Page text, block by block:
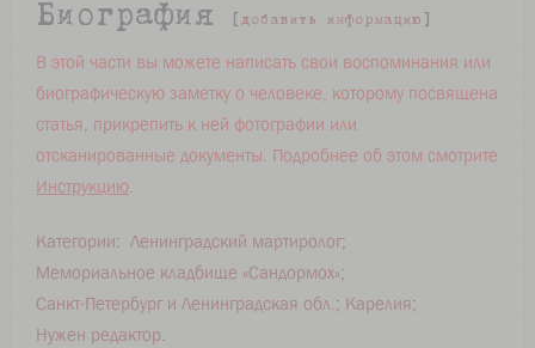
Биография добавить информацию
В этой части вы можете написать свои воспоминания или
биографическую заметку о человеке, которому посвящена
статья, прикрепить к ней фотографии или
отсканированные документы. Подробнее об этом смотрите
Инструкцию.
Категории: Ленинградский мартиролог
Мемориальное кладбище «Сандормох»
Санкт-Петербург и Ленинградская обл. Карелия
Нужен редактор